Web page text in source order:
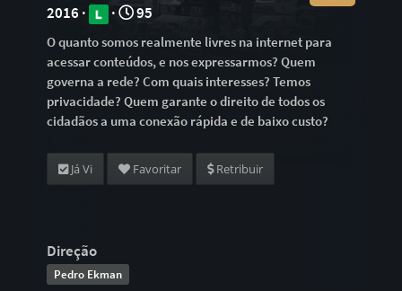
2016 · · 95
O quanto somos realmente livres na internet para
acessar conteúdos, e nos expressarmos? Quem
governa a rede? Com quais interesses? Temos
privacidade? Quem garante o direito de todos os
cidadãos a uma conexão rápida e de baixo custo?
Já Vi Favoritar Retribuir
Direção
Pedro Ekman